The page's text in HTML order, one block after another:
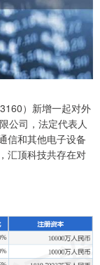
）新增一起对外
公司，法定代表人
信和其他电子设备
汇顶科技共存在对